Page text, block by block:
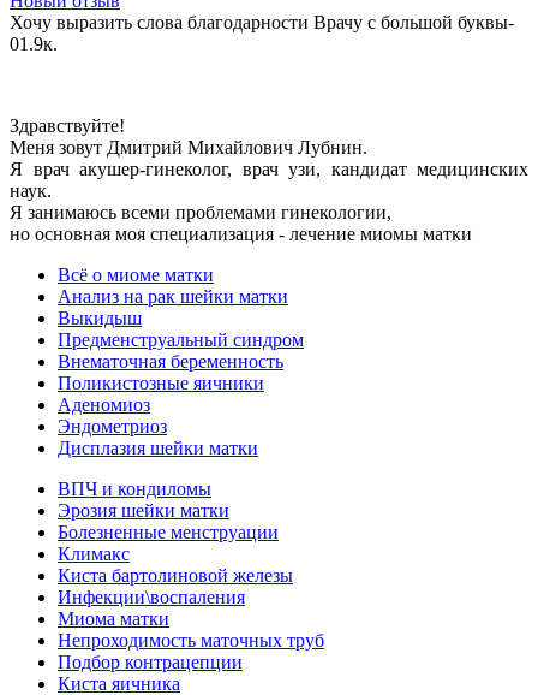
Хочу выразить слова благодарности Врачу с большой буквы-
01.9к.
Здравствуйте!
Меня зовут Дмитрий Михайлович Лубнин.
Я врач акушер-гинеколог, врач узи, кандидат медицинских
наук.
Я занимаюсь всеми проблемами гинекологии,
но основная моя специализация - лечение миомы матки
Всё о миоме матки
Анализ на рак шейки матки
Выкидыш
Предменструальный синдром
Внематочная беременность
Поликистозные яичники
Аденомиоз
Эндометриоз
Дисплазия шейки матки
ВПЧ и кондиломы
Эрозия шейки матки
Болезненные менструации
Климакс
Киста бартолиновой железы
Инфекции\воспаления
Миома матки
Непроходимость маточных труб
Подбор контрацепции
Киста яичника